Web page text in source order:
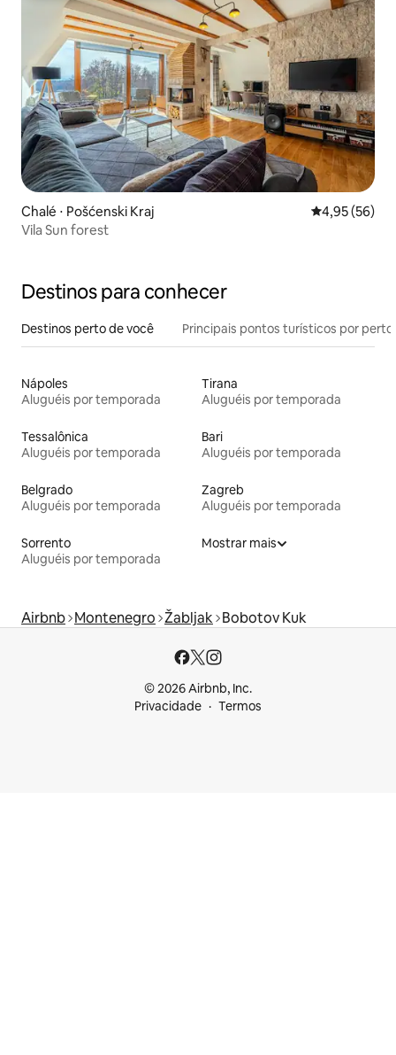
Chalé ⋅ Pošćenski Kraj 4,95 de uma
4,95 (56)
Vila Sun forest
Destinos para conhecer
Destinos perto de você Principais pontos turísticos por perto
Nápoles
Aluguéis por temporada
Tirana
Aluguéis por temporada
Tessalônica
Aluguéis por temporada
Bari
Aluguéis por temporada
Belgrado
Aluguéis por temporada
Zagreb
Aluguéis por temporada
Sorrento
Aluguéis por temporada
Mostrar mais
Airbnb Montenegro Žabljak Bobotov Kuk
© 2026 Airbnb, Inc.
Privacidade
Termos